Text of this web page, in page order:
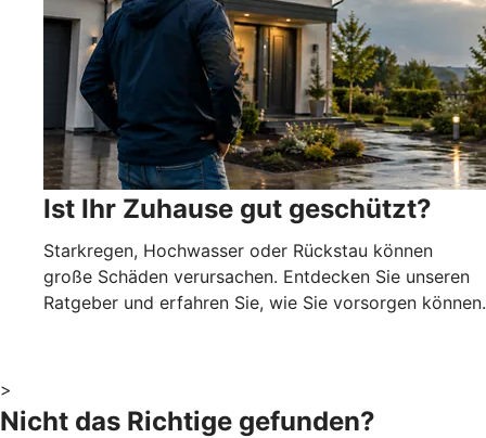
Ist Ihr Zuhause gut geschützt?
Starkregen, Hochwasser oder Rückstau können
große Schäden verursachen. Entdecken Sie unseren
Ratgeber und erfahren Sie, wie Sie vorsorgen können.
>
Nicht das Richtige gefunden?